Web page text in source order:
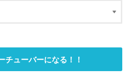
チューバーになる！！